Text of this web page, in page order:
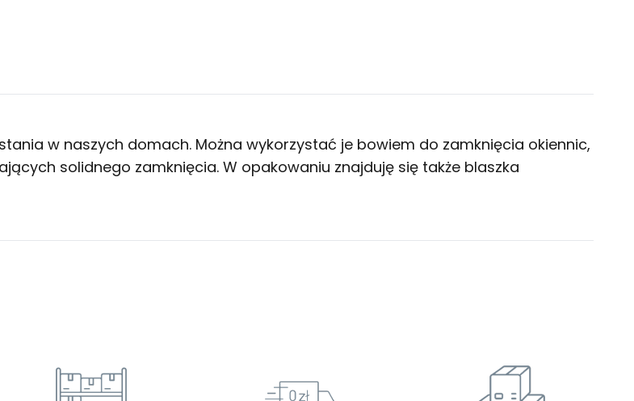
w naszych domach. Można wykorzystać je bowiem do zamknięcia okiennic,
solidnego zamknięcia. W opakowaniu znajduję się także blaszka